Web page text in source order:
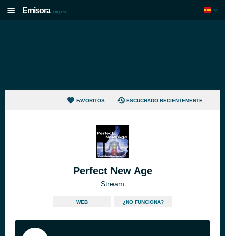
Emisora .org.es
FAVORITOS ESCUCHADO RECIENTEMENTE
Perfect New Age
Stream
WEB ¿NO FUNCIONA?